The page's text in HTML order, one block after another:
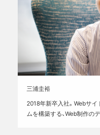
三浦圭裕
2018年新卒入社。Webサ
ムを構築する、Web制作の